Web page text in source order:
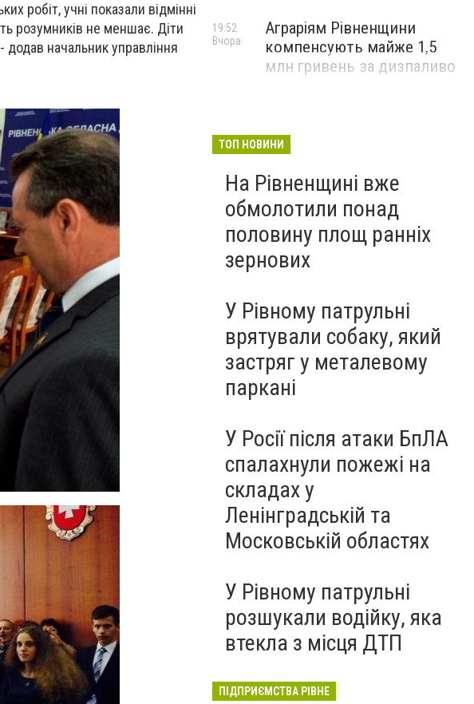
робіт, учні показали відмінні
розумників не меншає. Діти
додав начальник управління
Аграріям Рівненщини
компенсують майже 1,5
млн гривень за дизпаливо
19:52
Вчора
ТОП НОВИНИ
На Рівненщині вже
обмолотили понад
половину площ ранніх
зернових
У Рівному патрульні
врятували собаку, який
застряг у металевому
паркані
У Росії після атаки БпЛА
спалахнули пожежі на
складах у
Ленінградській та
Московській областях
У Рівному патрульні
розшукали водійку, яка
втекла з місця ДТП
ПІДПРИЄМСТВА РІВНЕ